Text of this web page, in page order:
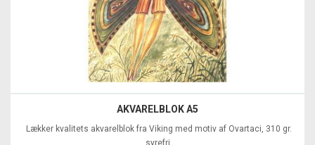
AKVARELBLOK A5
Lækker kvalitets akvarelblok fra Viking med motiv af Ovartaci, 310 gr.
syrefri